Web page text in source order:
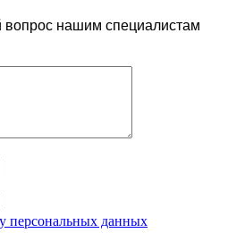
нашим специалистам
персональных данных